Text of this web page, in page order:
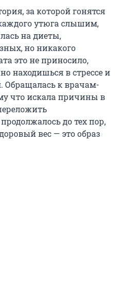
за которой гонятся
утюга слышим,
на диеты,
но никакого
это не приносило,
находишься в стрессе и
Обращалась к врачам-
что искала причины в
до тех пор,
вес — это образ